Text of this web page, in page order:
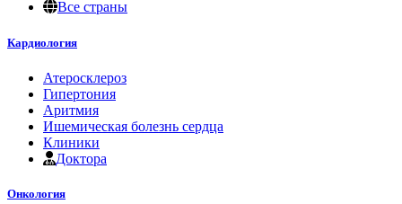
Все страны
Кардиология
Атеросклероз
Гипертония
Аритмия
Ишемическая болезнь сердца
Клиники
Доктора
Онкология